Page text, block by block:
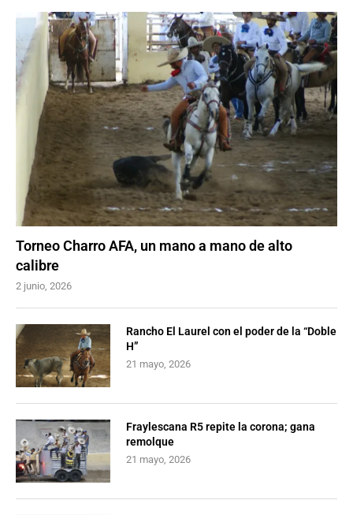
Torneo Charro AFA, un mano a mano de alto
calibre
2 junio, 2026
Rancho El Laurel con el poder de la “Doble
H”
21 mayo, 2026
Fraylescana R5 repite la corona; gana
remolque
21 mayo, 2026